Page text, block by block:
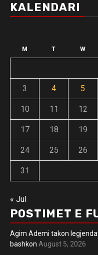
KALENDARI
M T W
3 4 5
10 11 12
17 18 19
24 25 26
31
« Jul
POSTIMET E
Agim Ademi takon
bashkon August 5, 2026